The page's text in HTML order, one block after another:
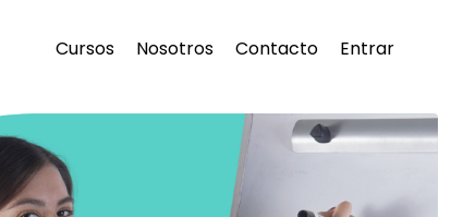
Cursos Nosotros Contacto Entrar